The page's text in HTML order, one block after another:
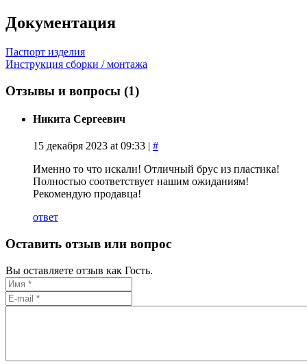
Документация
Паспорт изделия
Инструкция сборки / монтажа
Отзывы и вопросы (1)
Никита Сергеевич
15 декабря 2023 at 09:33 | #
Именно то что искали! Отличный брус из пластика!
Полностью соответствует нашим ожиданиям!
Рекомендую продавца!
ответ
Оставить отзыв или вопрос
Вы оставляете отзыв как Гость.